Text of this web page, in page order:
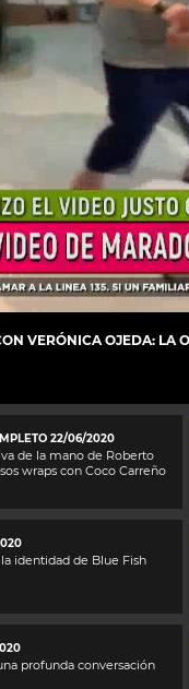
VERÓNICA OJEDA: LA
22/06/2020
de la mano de Roberto
wraps con Coco Carreño
identidad de Blue Fish
profunda conversación